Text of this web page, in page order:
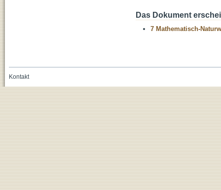
Das Dokument
7 Mathematisch-
Kontakt